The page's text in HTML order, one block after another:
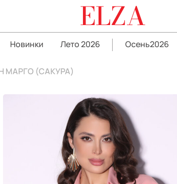
ELZA
Новинки Лето 2026 Осень2026
МАРГО (САКУРА)